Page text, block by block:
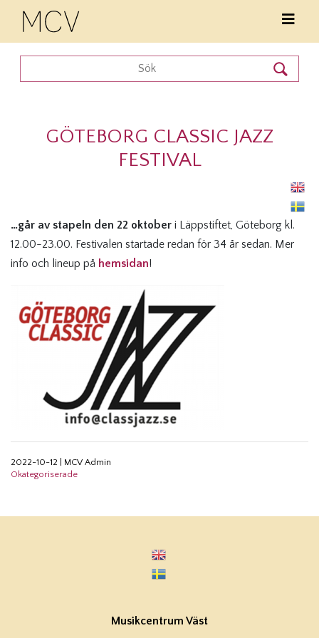
GÖTEBORG CLASSIC JAZZ
FESTIVAL
…går av stapeln den 22 oktober i Läppstiftet, Göteborg kl.
12.00-23.00. Festivalen startade redan för 34 år sedan. Mer
info och lineup på hemsidan!
2022-10-12
MCV Admin
Okategoriserade
Musikcentrum Väst